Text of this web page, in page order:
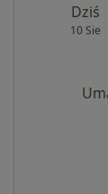
Dziś
10 Sie